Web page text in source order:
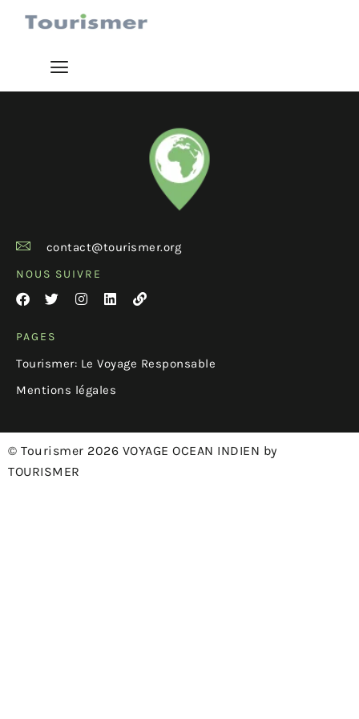
contact@tourismer.org
NOUS SUIVRE
PAGES
Tourismer: Le Voyage Responsable
Mentions légales
© Tourismer 2026 VOYAGE OCEAN INDIEN by
TOURISMER